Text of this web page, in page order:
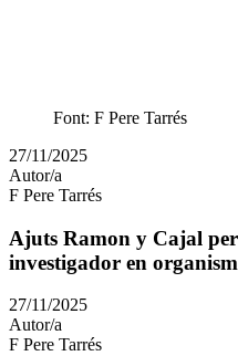
Font: F Pere Tarrés
Article
publicat
el:
27/11/2025
Autor/a
F Pere Tarrés
Ajuts Ramon y Cajal
investigador en
Article
publicat
el:
27/11/2025
Autor/a
F Pere Tarrés